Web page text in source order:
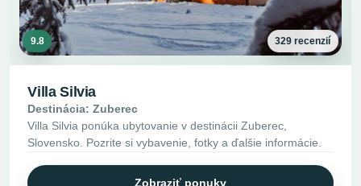
9.8 329 recenzií
Villa Silvia
Destinácia: Zuberec
Villa Silvia ponúka ubytovanie v destinácii Zuberec,
Slovensko. Pozrite si vybavenie, fotky a ďalšie informácie.
Zobraziť ponuky